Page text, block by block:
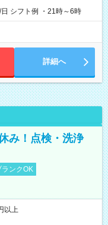
シフト例 ・21時～6時
詳細へ
み！点検・洗浄
ランクOK
以上